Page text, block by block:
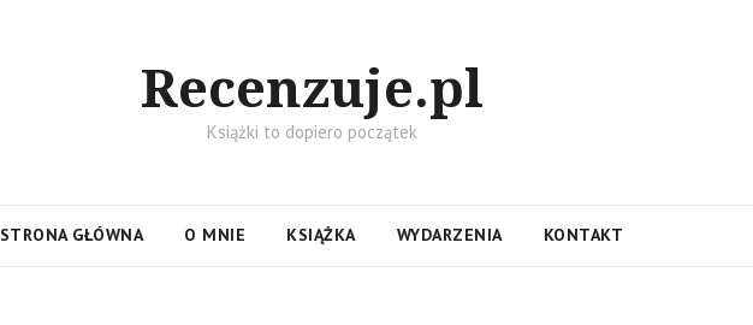
Recenzuje.pl
Książki to dopiero początek
STRONA GŁÓWNA O MNIE KSIĄŻKA WYDARZENIA KONTAKT